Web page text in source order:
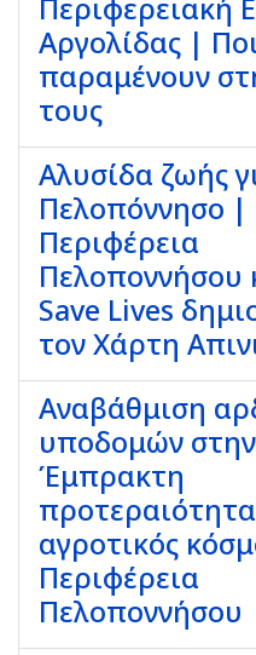
Περιφερειακή
Αργολίδας |
παραμένουν
τους
Αλυσίδα ζωής
Πελοπόννησο |
Περιφέρεια
Πελοποννήσου
Save Lives
τον Χάρτη
Αναβάθμιση
υποδομών
Έμπρακτη
αγροτικός
Περιφέρεια
Πελοποννήσου